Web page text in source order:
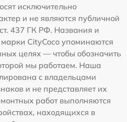
исключительно
и не являются публичной
437 ГК РФ. Названия и
CityCoco упоминаются
целях — чтобы обозначить
мы работаем. Наша
с владельцами
и не представляет их
работ выполняются
находящихся в